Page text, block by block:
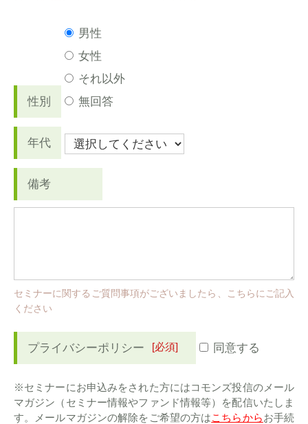
性別
男性
女性
それ以外
無回答
年代
備考
セミナーに関するご質問事項がございましたら、こちらにご記入
ください
プライバシーポリシー [必須] 同意する
※セミナーにお申込みをされた方にはコモンズ投信のメール
マガジン（セミナー情報やファンド情報等）を配信いたしま
す。メールマガジンの解除をご希望の方はこちらからお手続